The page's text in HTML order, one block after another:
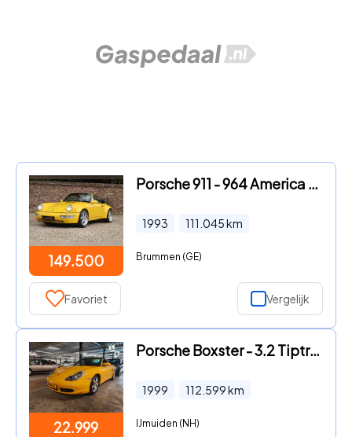
149.500
Porsche 911 - 964 America Roadster "Fully rebuilt" Fully restored and rebu
1993 111.045km
Brummen (GE)
Favoriet Vergelijk
22.999
Porsche Boxster - 3.2 Tiptronic
1999 112.599km
IJmuiden (NH)